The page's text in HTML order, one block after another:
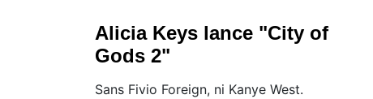
Alicia Keys lance "City of
Gods 2"
Sans Fivio Foreign, ni Kanye West.